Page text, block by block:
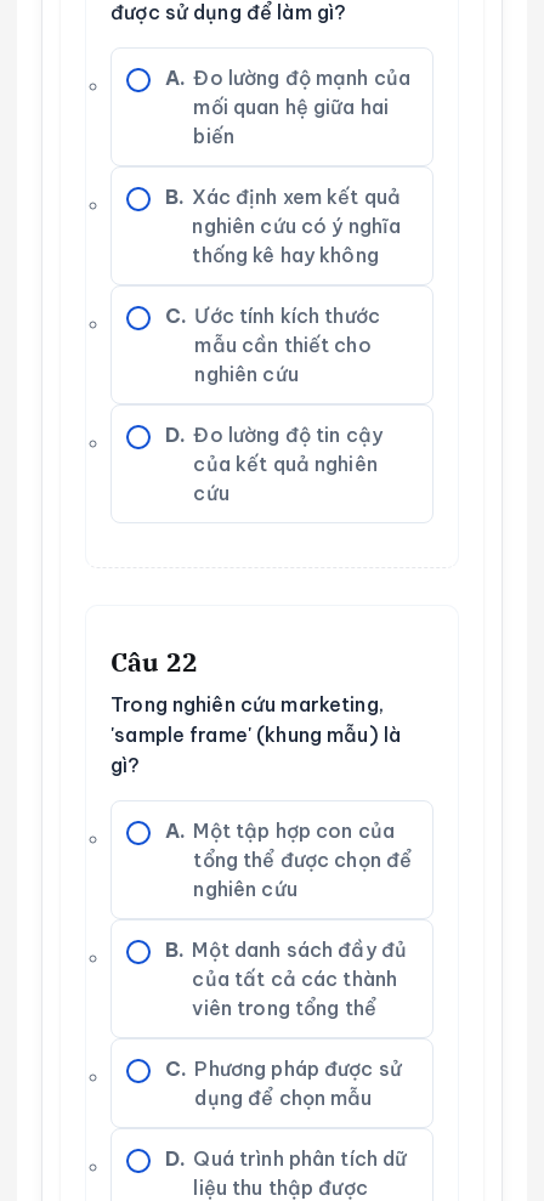
được sử dụng để làm gì?
A. Đo lường độ mạnh của
mối quan hệ giữa hai
biến
B. Xác định xem kết quả
nghiên cứu có ý nghĩa
thống kê hay không
C. Ước tính kích thước
mẫu cần thiết cho
nghiên cứu
D. Đo lường độ tin cậy
của kết quả nghiên
cứu
Câu 22
Trong nghiên cứu marketing,
'sample frame' (khung mẫu) là
gì?
A. Một tập hợp con của
tổng thể được chọn để
nghiên cứu
B. Một danh sách đầy đủ
của tất cả các thành
viên trong tổng thể
C. Phương pháp được sử
dụng để chọn mẫu
D. Quá trình phân tích dữ
liệu thu thập được